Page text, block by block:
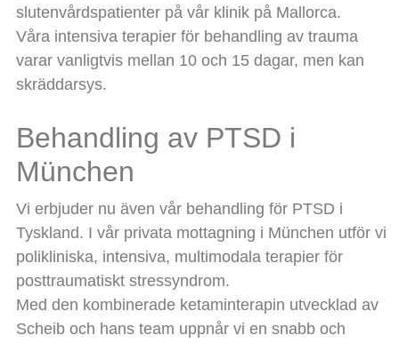
slutenvårdspatienter på vår klinik på Mallorca.
Våra intensiva terapier för behandling av trauma
varar vanligtvis mellan 10 och 15 dagar, men kan
skräddarsys.
Behandling av PTSD i
München
Vi erbjuder nu även vår behandling för PTSD i
Tyskland. I vår privata mottagning i München utför vi
polikliniska, intensiva, multimodala terapier för
posttraumatiskt stressyndrom.
Med den kombinerade ketaminterapin utvecklad av
Scheib och hans team uppnår vi en snabb och